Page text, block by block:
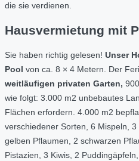
die sie verdienen.
Hausvermietung mit
Sie haben richtig gelesen! Unser
Pool von ca. 8 × 4 Metern. Der
weitläufigen privaten Garten,
wie folgt: 3.000 m2 unbebautes
Flächen erfordern. 4.000 m2
verschiedener Sorten, 6 Mispeln,
gelben Pflaumen, 2 schwarzen
Pistazien, 3 Kiwis, 2